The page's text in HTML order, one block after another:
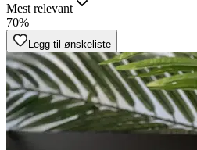
Mest relevant
70%
Legg til ønskeliste